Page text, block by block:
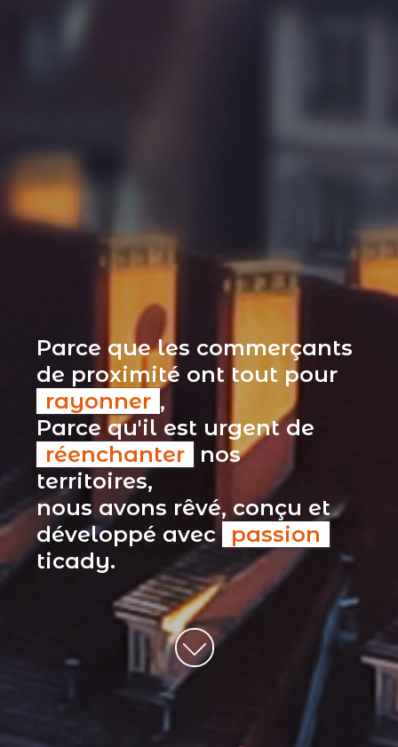
Parce que les commerçants
de proximité ont tout pour
rayonner ,
Parce qu'il est urgent de
réenchanter
nos
territoires,
nous avons rêvé, conçu et
développé avec passion
ticady.